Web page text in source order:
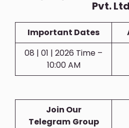
Pvt.
Important Dates
08 | 01 | 2026 Time –
10:00 AM
Join Our
Telegram Group